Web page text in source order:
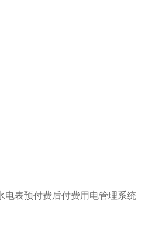
电表预付费后付费用电管理系统